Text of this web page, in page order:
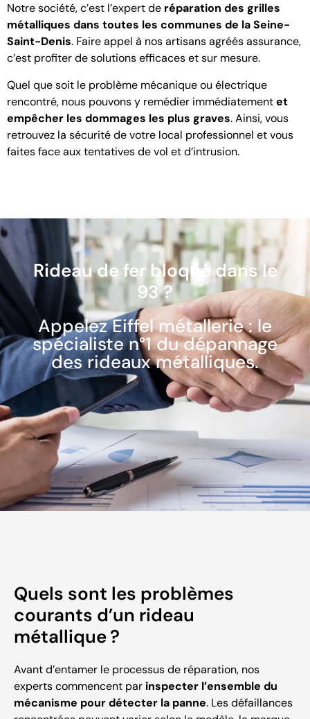
Notre société, c’est l’expert de réparation des grilles
métalliques dans toutes les communes de la Seine-
Saint-Denis. Faire appel à nos artisans agréés assurance,
c’est profiter de solutions efficaces et sur mesure.
Quel que soit le problème mécanique ou électrique
rencontré, nous pouvons y remédier immédiatementet
empêcher les dommages les plus graves. Ainsi, vous
retrouvez la sécurité de votre local professionnel et vous
faites face aux tentatives de vol et d’intrusion.
Rideau de fer bloqué dans le
93 ?
Appelez Eiffel métallerie : le
spécialiste n°1 du dépannage
des rideaux métalliques.
Quels sont les problèmes
courants d’un rideau
métallique ?
Avant d’entamer le processus de réparation, nos
experts commencent par inspecter l’ensemble du
mécanisme pour détecter la panne. Les défaillances